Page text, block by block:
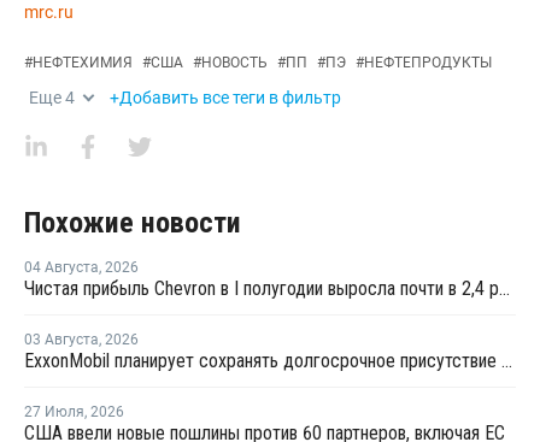
mrc.ru
#НЕФТЕХИМИЯ #США #НОВОСТЬ #ПП #ПЭ #НЕФТЕПРОДУКТЫ
Еще4 +Добавить все теги в фильтр
Похожие новости
04 Августа, 2026
Чистая прибыль Chevron в I полугодии выросла почти в 2,4 раза
03 Августа, 2026
ExxonMobil планирует сохранять долгосрочное присутствие в Казахстане
27 Июля, 2026
США ввели новые пошлины против 60 партнеров, включая ЕС